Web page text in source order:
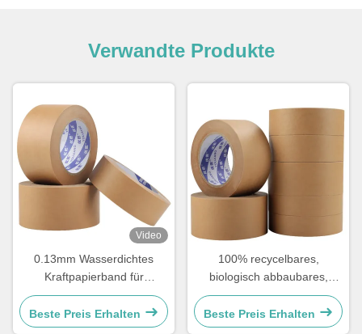
Verwandte Produkte
Video
0.13mm Wasserdichtes
Kraftpapierband für
umweltfreundliche
Verpackungslösungen
Beste Preis Erhalten
100% recycelbares,
biologisch abbaubares,
verstärktes
Verpackungspapier
Beste Preis Erhalten